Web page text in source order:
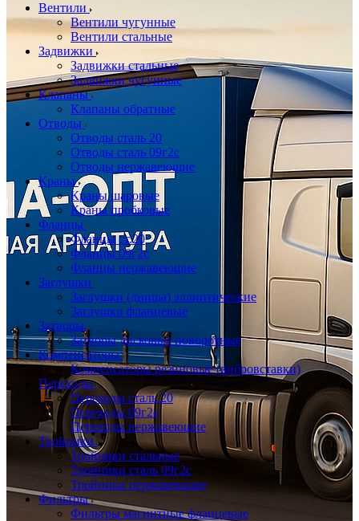
Вентили
Вентили чугунные
Вентили стальные
Задвижки
Задвижки стальные
Задвижки чугунные
Клапаны
Клапаны обратные
Отводы
Отводы сталь 20
Отводы сталь 09г2с
Отводы нержавеющие
Краны
Краны шаровые
Краны пробковые
Фланцы
Фланцы ст.20
Фланцы 09г2с
Фланцы нержавеющие
Заглушки
Заглушки (днища) эллиптические
Заглушки фланцевые
Затворы
Затворы дисковые поворотные
Компенсаторы
Компенсаторы резиновые (вибровставки)
Переходы
Переходы сталь 20
Переходы 09г2с
Переходы нержавеющие
Тройники
Тройники стальные
Тройники сталь 09г2с
Тройники нержавеющие
Фильтры
Фильтры магнитные фланцевые